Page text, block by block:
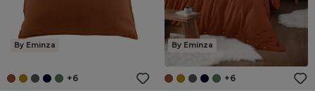
By Eminza
+6
By Eminza
+6